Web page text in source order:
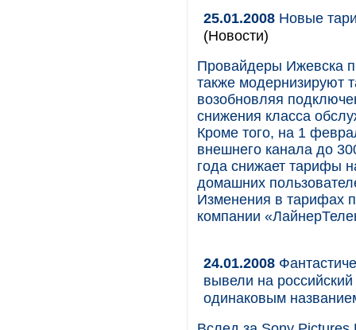
25.01.2008 Новые
(Новости)
Провайдеры Ижевска
также модернизируют
возобновляя
снижения класса
Кроме того, на 1
внешнего канала до
года снижает тарифы
домашних
Изменения в тарифах
компании
24.01.2008
вывели на
одинаковым